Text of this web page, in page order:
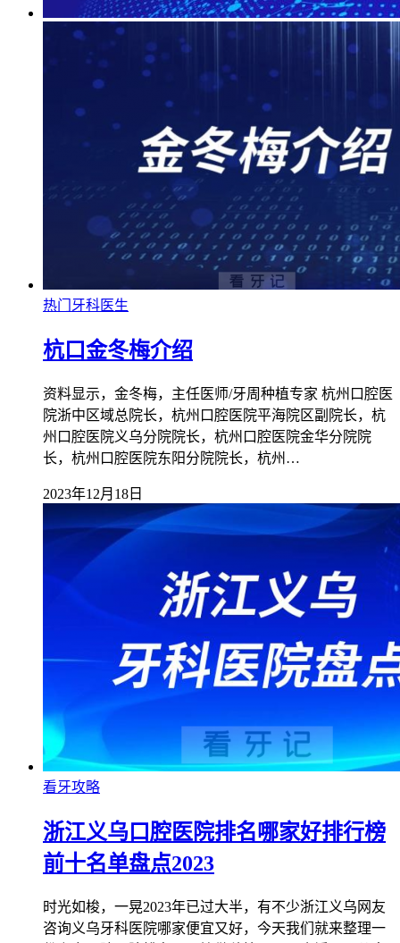
热门牙科医生
杭口金冬梅介绍
资料显示，金冬梅，主任医师/牙周种植专家 杭州口腔医
院浙中区域总院长，杭州口腔医院平海院区副院长，杭
州口腔医院义乌分院院长，杭州口腔医院金华分院院
长，杭州口腔医院东阳分院院长，杭州…
2023年12月18日
看牙攻略
浙江义乌口腔医院排名哪家好排行榜
前十名单盘点2023
时光如梭，一晃2023年已过大半，有不少浙江义乌网友
咨询义乌牙科医院哪家便宜又好，今天我们就来整理一